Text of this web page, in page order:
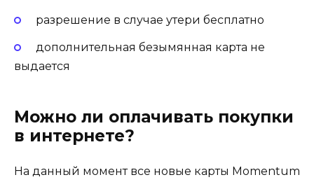
разрешение в случае утери бесплатно
дополнительная безымянная карта не
выдается
Можно ли оплачивать покупки
в интернете?
На данный момент все новые карты Momentum